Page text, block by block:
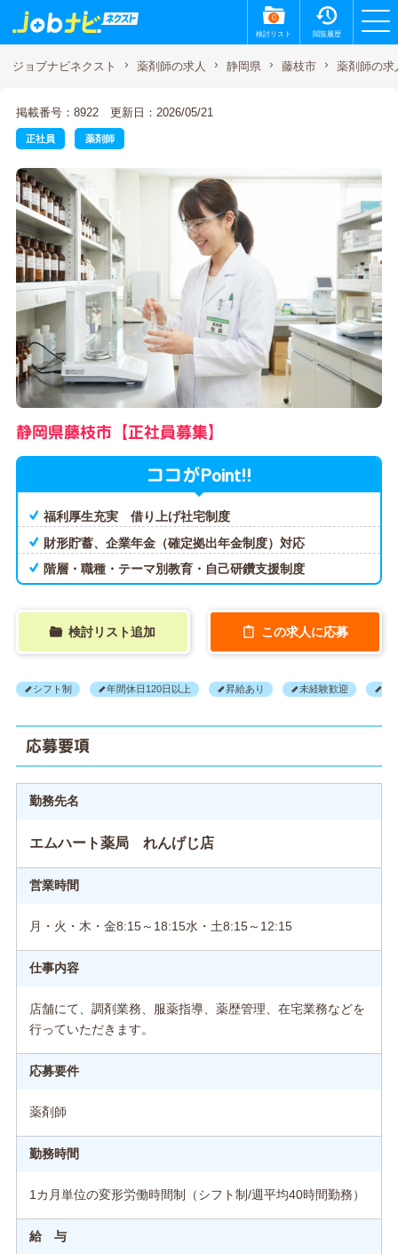
0
検討リスト 閲覧履歴
ジョブナビネクスト 薬剤師の求人 静岡県 藤枝市 薬剤師の求
掲載番号：8922 更新日：2026/05/21
正社員 薬剤師
静岡県藤枝市【正社員募集】
ココがPoint!!
福利厚生充実 借り上げ社宅制度
財形貯蓄、企業年金（確定拠出年金制度）対応
階層・職種・テーマ別教育・自己研鑽支援制度
検討リスト追加 この求人に応募
シフト制 年間休日120日以上 昇給あり 未経験歓迎
応募要項
勤務先名
エムハート薬局 れんげじ店
営業時間
月・火・木・金8:15～18:15水・土8:15～12:15
仕事内容
店舗にて、調剤業務、服薬指導、薬歴管理、在宅業務などを
行っていただきます。
応募要件
薬剤師
勤務時間
1カ月単位の変形労働時間制（シフト制/週平均40時間勤務）
給 与